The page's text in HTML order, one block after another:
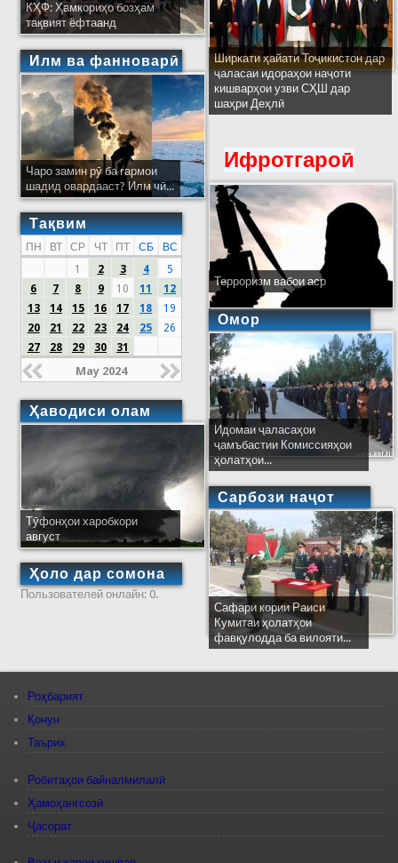
КҲФ: Ҳамкориҳо бозҳам
тақвият ёфтаанд
Илм ва фанноварӣ
Чаро замин рӯ ба гармои
шадид овардааст? Илм чӣ...
Тақвим
ПН ВТ СР ЧТ ПТ СБ
ВС
1
2 3 4
5
6
7 8 9 10 11
12
13
14 15 16 17 18
19
20
21 22 23 24 25
26
27
28 29 30 31
May 2024
Ҳаводиси олам
Тӯфонҳои харобкори
август
Ҳоло дар сомона
Пользователей онлайн: 0.
Ширкати ҳайати Тоҷикистон дар
ҷаласаи идораҳои наҷоти
кишварҳои узви СҲШ дар
шаҳри Деҳлӣ
Ифротгароӣ
Терроризм вабои аср
Омор
Идомаи ҷаласаҳои
ҷамъбастии Комиссияҳои
ҳолатҳои...
Сарбози наҷот
Сафари кории Раиси
Кумитаи ҳолатҳои
фавқулодда ба вилояти...
Роҳбарият
Қонун
Таърих
Робитаҳои байналмилалӣ
Ҳамоҳангсозӣ
Ҷасорат